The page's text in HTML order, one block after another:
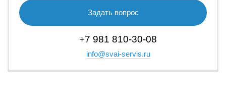
Задать вопрос
+7 981 810-30-08
info@svai-servis.ru